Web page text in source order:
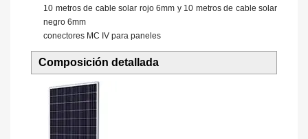
10 metros de cable solar rojo 6mm y 10 metros de cable solar
negro 6mm
conectores MC IV para paneles
Composición detallada